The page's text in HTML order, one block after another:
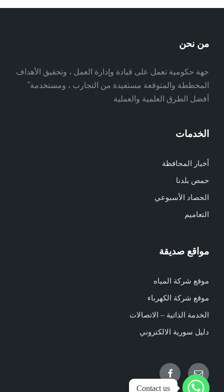
من نحن
جهة حكومية تعمل على قيادة وإدارة العمل ، وتحقيق الأهداف
المخططة والمتوقعة مستفيدة من التجارب ، ومستخدمة ً
أفضل الطرق العلمية والعملية
الخدمات
أخبار المحافظة
حمص بلدنا
الحصاد الأسبوعي
التعاميم
مواقع صديقة
موقع شركة المياه
موقع شركة الكهرباء
الخدمة الذاتية – الاتصالات
دليل سورية الالكتروني
Email
Facebook
Contact us